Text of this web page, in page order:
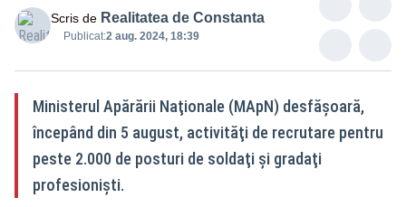
Scris de Realitatea de Constanta
Publicat:2 aug. 2024, 18:39
Ministerul Apărării Naţionale (MApN) desfăşoară,
începând din 5 august, activităţi de recrutare pentru
peste 2.000 de posturi de soldaţi şi gradaţi
profesionişti.